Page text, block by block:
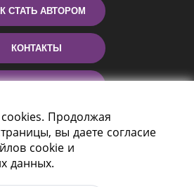
СТАТЬ АВТОРОМ
КОНТАКТЫ
cookies. Продолжая
вы даете согласие
cookie и
данных.